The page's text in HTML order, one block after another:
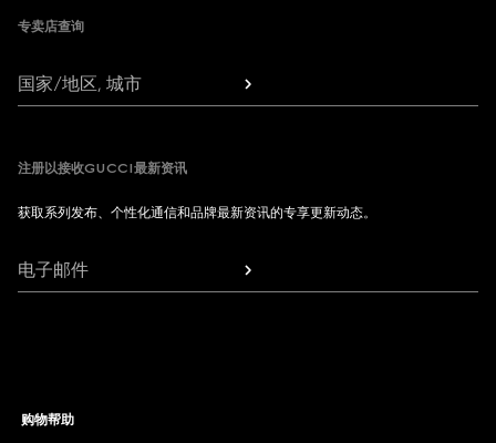
专卖店查询
国家/地区, 城市
注册以接收GUCCI最新资讯
获取系列发布、个性化通信和品牌最新资讯的专享更新动态。
电子邮件
购物帮助